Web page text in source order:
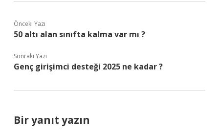
Önceki Yazı
50 altı alan sınıfta kalma var mı ?
Sonraki Yazı
Genç girişimci desteği 2025 ne kadar ?
Bir yanıt yazın